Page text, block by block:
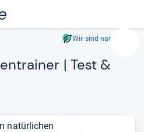
Geben
Wir sind nachhaltig
| Test &
natürlichen